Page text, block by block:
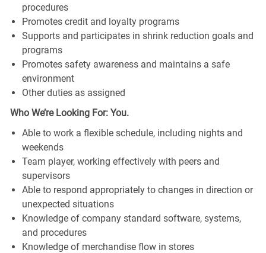
procedures
Promotes credit and loyalty programs
Supports and participates in shrink reduction goals and
programs
Promotes safety awareness and maintains a safe
environment
Other duties as assigned
Who We’re Looking For: You.
Able to work a flexible schedule, including nights and
weekends
Team player, working effectively with peers and
supervisors
Able to respond appropriately to changes in direction or
unexpected situations
Knowledge of company standard software, systems,
and procedures
Knowledge of merchandise flow in stores